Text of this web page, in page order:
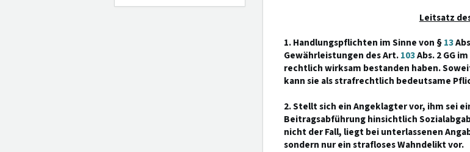
Leitsatz
1. Handlungspflichten im Sinne von §13
Gewährleistungen des Art.103Abs. 2 GG
rechtlich wirksam bestanden haben.
kann sie als strafrechtlich bedeutsame
2. Stellt sich ein Angeklagter vor, ihm sei
Beitragsabführung hinsichtlich
nicht der Fall, liegt bei unterlassenen
sondern nur ein strafloses Wahndelikt vor.